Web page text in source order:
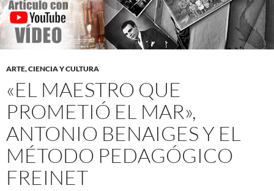
ARTE, CIENCIA Y CULTURA
«EL MAESTRO QUE
PROMETIÓ EL MAR»,
ANTONIO BENAIGES Y EL
MÉTODO PEDAGÓGICO
FREINET